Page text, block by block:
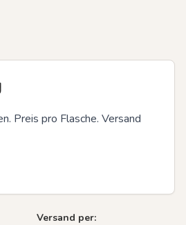
Preis pro Flasche. Versand
Versand per: